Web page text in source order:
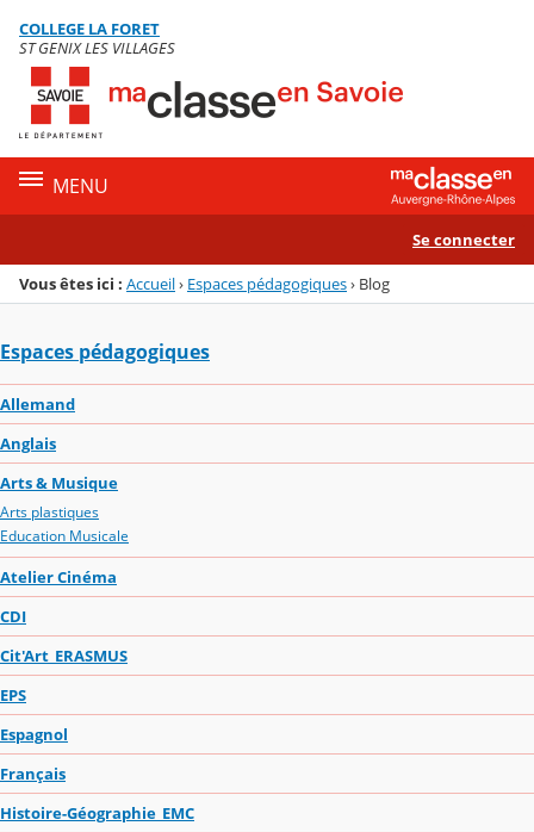
Menu de la rubrique
Contenu
COLLEGE LA FORET
ST GENIX LES VILLAGES
MENU
Se connecter
Vous êtes ici : Accueil› Espaces pédagogiques› Blog
Espaces pédagogiques
Allemand
Anglais
Arts & Musique
Arts plastiques
Education Musicale
Atelier Cinéma
CDI
Cit'Art_ERASMUS
EPS
Espagnol
Français
Histoire-Géographie_EMC